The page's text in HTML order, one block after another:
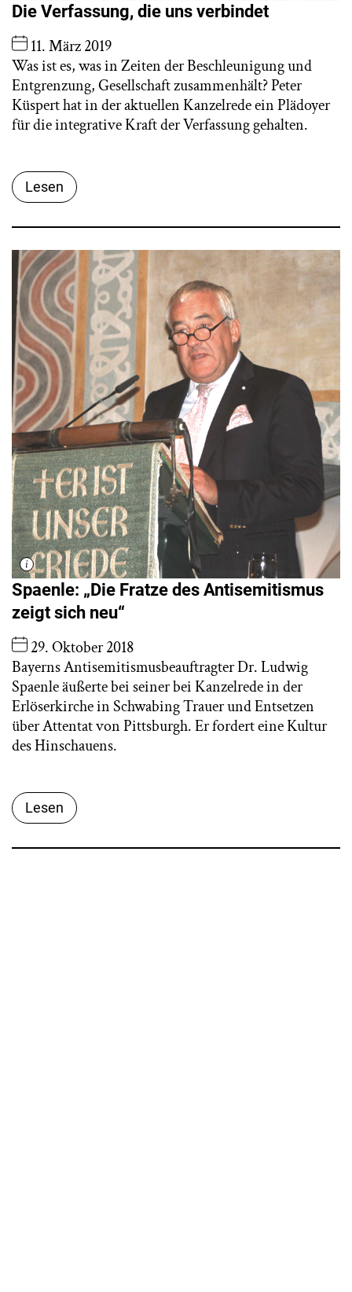
Die Verfassung, die uns verbindet
11. März 2019
Was ist es, was in Zeiten der Beschleunigung und
Entgrenzung, Gesellschaft zusammenhält? Peter
Küspert hat in der aktuellen Kanzelrede ein Plädoyer
für die integrative Kraft der Verfassung gehalten.
Lesen
Spaenle: „Die Fratze des Antisemitismus
zeigt sich neu“
29. Oktober 2018
Bayerns Antisemitismusbeauftragter Dr. Ludwig
Spaenle äußerte bei seiner bei Kanzelrede in der
Erlöserkirche in Schwabing Trauer und Entsetzen
über Attentat von Pittsburgh. Er fordert eine Kultur
des Hinschauens.
Lesen